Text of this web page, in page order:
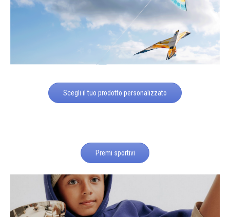
Scegli il tuo prodotto personalizzato
Premi sportivi